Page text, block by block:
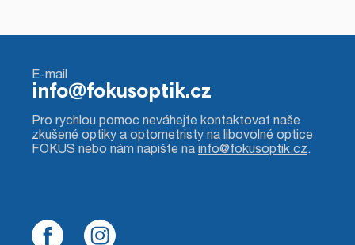
E-mail
info@fokusoptik.cz
Pro rychlou pomoc neváhejte kontaktovat naše
zkušené optiky a optometristy na libovolné optice
FOKUS nebo nám napište na info@fokusoptik.cz.